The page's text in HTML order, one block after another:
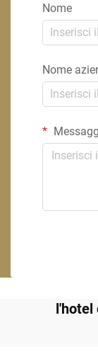
Nome
Nome
l'hotel